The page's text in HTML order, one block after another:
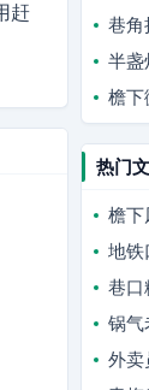
赶
巷角
半盏
檐下
热门
檐下
地铁
巷口
锅气
外卖